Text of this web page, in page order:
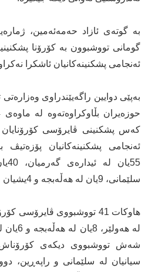
بە گوتەی ئازاد حەمەئەمین،
گومانی تووشبوون بە کۆرۆنا
ئەنجامی پشکنینەکانیان ئاشکرا
ئەنجامی پشکنینەکانیان پۆزەتیڤ
سلێمانی، 9یان لە هەڵەبجە و 4یشیان لە دهۆک بوون.
لە
شەش تووشبووی دیکەی کۆرۆناش
سیانیان لە سلێمانی و راپەڕین،